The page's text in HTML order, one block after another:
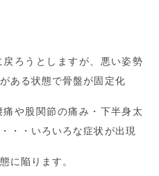
ろうとしますが、悪い姿勢
ある状態で骨盤が固定化
や股関節の痛み・下半身太
・・いろいろな症状が出現
に陥ります。